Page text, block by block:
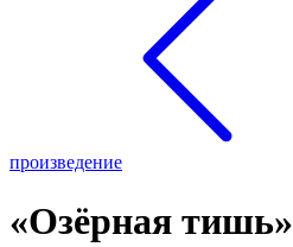
произведение
«Озёрная тишь»